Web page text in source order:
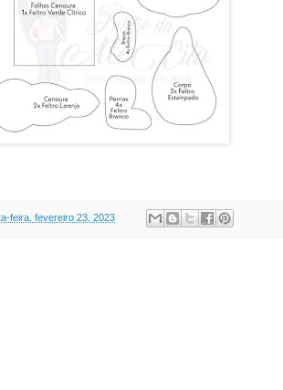
feira, fevereiro 23, 2023